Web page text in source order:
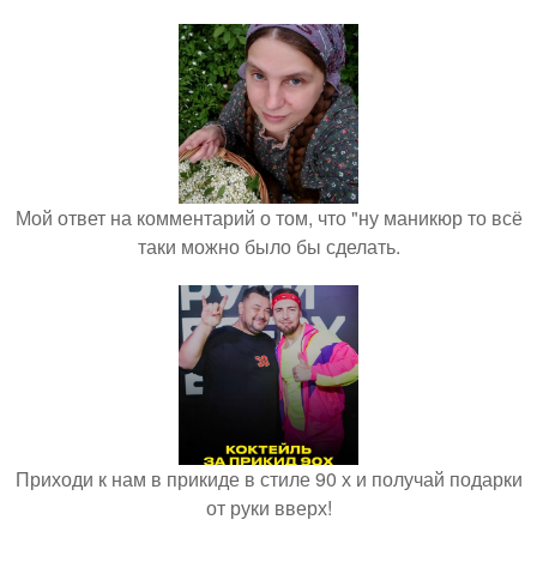
Мой ответ на комментарий о том, что "ну маникюр то всё
таки можно было бы сделать.
Приходи к нам в прикиде в стиле 90 х и получай подарки
от руки вверх!